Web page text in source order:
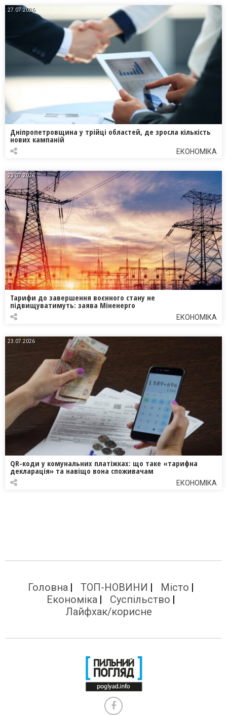
27.07.2026
Дніпропетровщина у трійці областей, де зросла кількість
нових кампаній
ЕКОНОМІКА
23.07.2026
Тарифи до завершення воєнного стану не
підвищуватимуть: заява Міненерго
ЕКОНОМІКА
23.07.2026
QR-коди у комунальних платіжках: що таке «тарифна
декларація» та навіщо вона споживачам
ЕКОНОМІКА
Головна ТОП-НОВИНИ
Місто
Економіка
Суспільство
Лайфхак/корисне